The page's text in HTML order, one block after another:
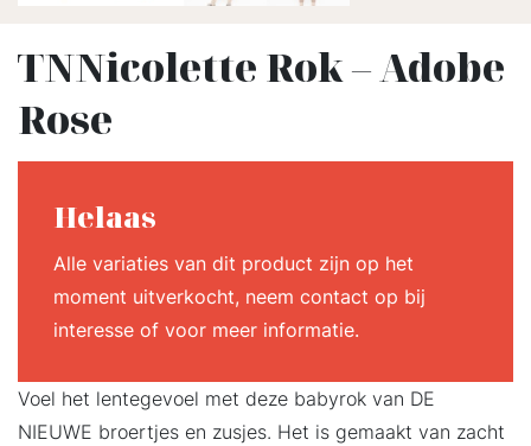
TNNicolette Rok – Adobe
Rose
Helaas
Alle variaties van dit product zijn op het
moment uitverkocht, neem contact op bij
interesse of voor meer informatie.
Voel het lentegevoel met deze babyrok van DE
NIEUWE broertjes en zusjes. Het is gemaakt van zacht